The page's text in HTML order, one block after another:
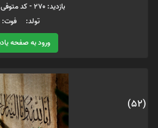
بازدید: 270 - کد متوفی: 76686
تولد: فوت:
ورود به صفحه
(52)